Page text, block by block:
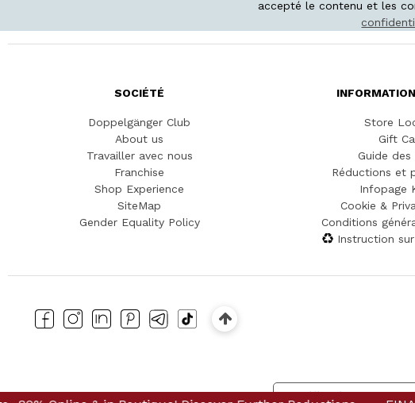
accepté le contenu et les
SOCIÉTÉ
Doppelgänger Club
About us
Travailler avec nous
Franchise
Shop Experience
SiteMap
Gender Equality Policy
Store
Gift
Guide des
Réductions et
Infopage
Cookie &
Conditions
Instruction
Notification lors de